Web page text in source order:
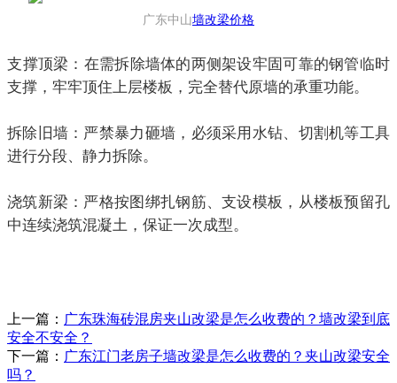
广东中山墙改梁价格
‍支撑顶梁：在需拆除墙体的两侧架设牢固可靠的钢管临时
支撑，牢牢顶住上层楼板，完全替代原墙的承重功能。
拆除旧墙：严禁暴力砸墙，必须采用水钻、切割机等工具
进行分段、静力拆除。
浇筑新梁：严格按图绑扎钢筋、支设模板，从楼板预留孔
中连续浇筑混凝土，保证一次成型。
上一篇： 广东珠海砖混房夹山改梁是怎么收费的？墙改梁到底
安全不安全？
下一篇： 广东江门老房子墙改梁是怎么收费的？夹山改梁安全
吗？